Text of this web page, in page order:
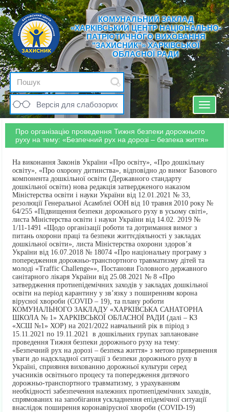
КОМУНАЛЬНИЙ ЗАКЛАД
«ХАРКІВСЬКИЙ ЦЕНТР НАЦІОНАЛЬНО-
ПАТРІОТИЧНОГО ВИХОВАННЯ
"ЗАХИСНИК"» ХАРКІВСЬКОЇ
ОБЛАСНОЇ РАДИ
Версія для слабозорих
Toggle
Про організацію проведення Тижня безпеки дорожнього
руху на тему: «Безпечний рух на дорозі – безпека життя»
На виконання Законів України «Про освіту», «Про дошкільну
освіту», «Про охорону дитинства», відповідно до вимог Базового
компонента дошкільної освіти (Державного стандарту
дошкільної освіти) нова редакція затвердженого наказом
Міністерства освіти і науки України від 12.01.2021 № 33,
резолюції Генеральної Асамблеї ООН від 10 травня 2010 року №
64/255 «Підвищення безпеки дорожнього руху в усьому світі»,
листа Міністерства освіти і науки України від 14.02. 2019 №
1/11-1491 «Щодо організації роботи та дотримання вимог з
питань охорони праці та безпеки життєдіяльності у закладах
дошкільної освіти», листа Міністерства охорони здоров’я
України від 16.07.2018 № 18074 «Про національну програму з
попередження дорожньо-транспортного травматизму дітей та
молоді «Traffic Challenge»», Постанови Головного державного
санітарного лікаря України від 25.08.2021 № 8 «Про
затвердження протиепідемічних заходів у закладах дошкільної
освіти на період карантину у зв’язку з поширенням корона
вірусної хвороби (COVID – 19), та плану роботи
КОМУНАЛЬНОГО ЗАКЛАДУ «ХАРКІВСЬКА САНАТОРНА
ШКОЛА № 1» ХАРКІВСЬКОЇ ОБЛАСНОЇ РАДИ (далі – КЗ
«ХСШ №1» ХОР) на 2021/2022 навчальний рік в піріод з
15.11.2021 по 19.11.2021 в дошкільних групах заплановане
проведення Тижня безпеки дорожнього руху на тему:
«Безпечний рух на дорозі – безпека життя» з метою привернення
уваги до надскладної ситуації з безпеки дорожнього руху в
Україні, сприяння вихованню дорожньої культури серед
учасників освітнього процесу та попередження дитячого
дорожньо-транспортного травматизму, з урахуванням
необхідності забезпечення належних протиепідемічних заходів,
спрямованих на запобігання ускладнення епідемічної ситуації
внаслідок поширення коронавірусної хвороби (COVID-19)